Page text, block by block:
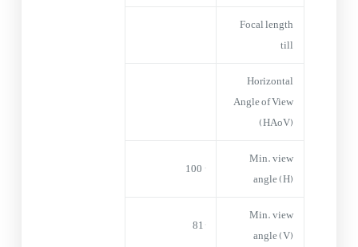
Focal length
till
Horizontal
Angle of View
(HAoV)
Min. view
angle (H)
Min. view
angle (V)
81°